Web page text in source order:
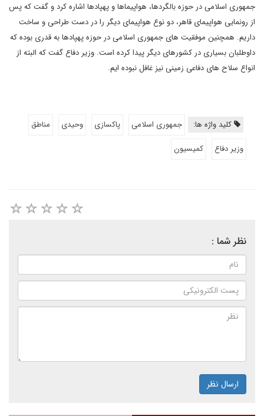
جمهوری اسلامی در حوزه بالگردها، هواپیماها و پهپادها اشاره کرد و گفت که پس
از رونمایی هواپیمای قاهر، دو نوع هواپیمای دیگر را در دست طراحی و ساخت
داریم. همچنین موفقیت های جمهوری اسلامی در حوزه پهپادها به قدری بوده که
داوطلبان بسیاری در کشورهای دیگر پیدا کرده است. وزیر دفاع گفت که البته از
انواع سلاح های دفاعی زمینی نیز غافل نبوده ایم.
کلید واژه ها: جمهوری اسلامی پاکسازی وحیدی
مناطق
وزیر دفاع
کمیسیون
نظر شما :
ارسال نظر